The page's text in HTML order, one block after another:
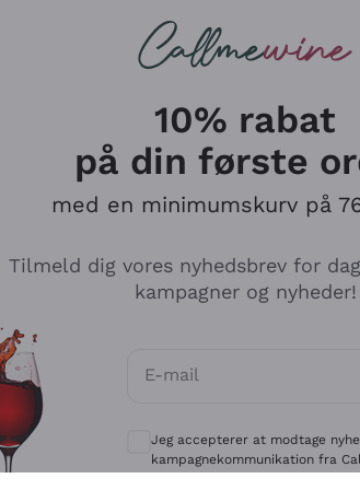
Antinori
Ca' del Bosco
10% rabat
på din første
med en minimumskurv på
Tilmeld dig vores nyhedsbrev for
kampagner og nyheder!
E-mail
Valgfrie samtykker for at
Jeg accepterer at modtage
kampagnekommunikation fra